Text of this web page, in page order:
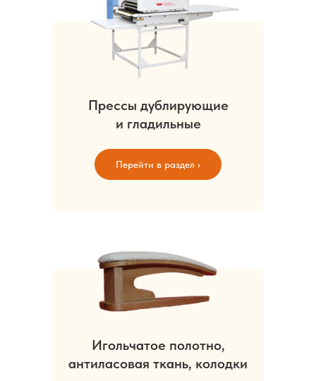
Прессы дублирующие
и гладильные
Перейти в раздел ›
Игольчатое полотно,
антиласовая ткань, колодки